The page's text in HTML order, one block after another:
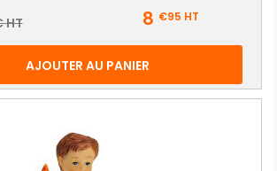
HT 8 €95 HT
AJOUTER AU PANIER